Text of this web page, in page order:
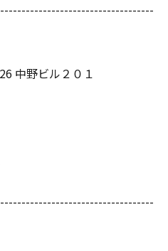
中野ビル２０１